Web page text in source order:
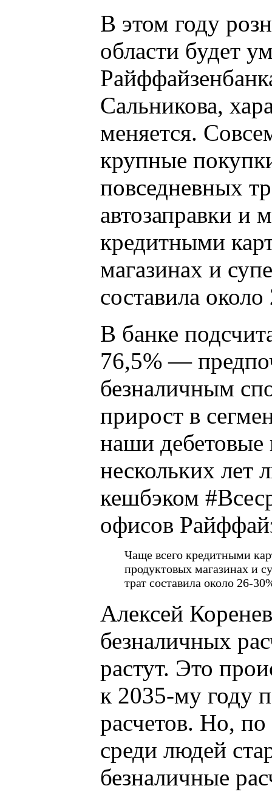
В этом году
области будет
Сальникова,
меняется.
крупные
повседневных
автозаправки и
кредитными
магазинах и
составила
В банке
76,5% —
безналичным
прирост в
наши
нескольких лет
кешбэком
офисов
Чаще всего кредитными
продуктовых магазинах и
трат составила около 26-
Алексей
безналичных
растут. Это
к 2035-му году
расчетов. Но,
среди людей
безналичные